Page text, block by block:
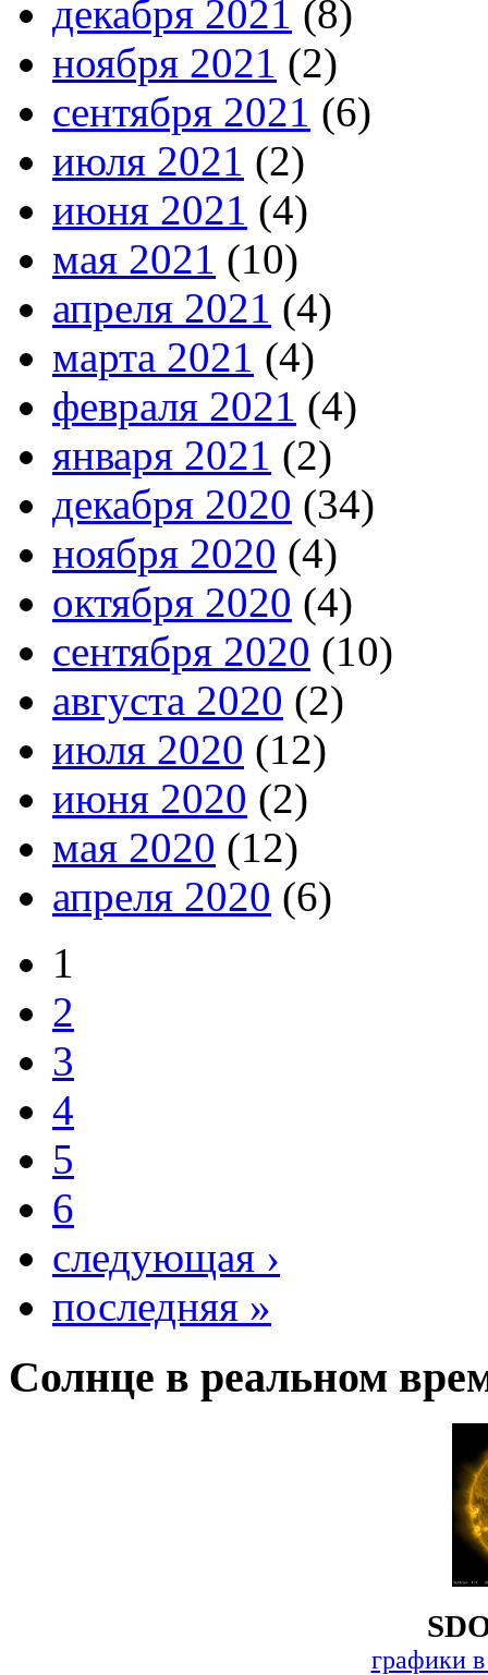
декабря 2021 (8)
ноября 2021 (2)
сентября 2021 (6)
июля 2021 (2)
июня 2021 (4)
мая 2021 (10)
апреля 2021 (4)
марта 2021 (4)
февраля 2021 (4)
января 2021 (2)
декабря 2020 (34)
ноября 2020 (4)
октября 2020 (4)
сентября 2020 (10)
августа 2020 (2)
июля 2020 (12)
июня 2020 (2)
мая 2020 (12)
апреля 2020 (6)
1
2
3
4
5
6
следующая ›
последняя »
Солнце в реальном
графики